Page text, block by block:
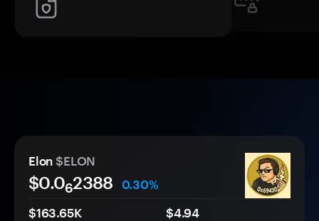
Elon $ELON
$0.062388
0.30%
$163.65K
$4.94